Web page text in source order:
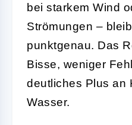
bei starkem Wind
Strömungen –
punktgenau. Das
Bisse, weniger
deutliches Plus an
Wasser.